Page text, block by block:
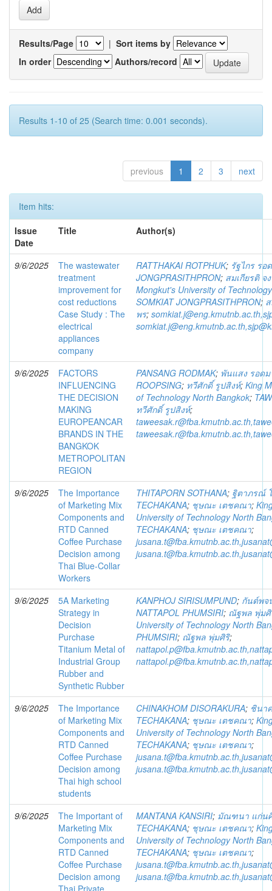
Results/Page | Sort items by
In order
Authors/record
Results 1-10 of 25 (Search time: 0.001 seconds).
previous 1 2 3 next
Item hits:
Issue
Date
Title Author(s)
9/6/2025
The wastewater
treatment
improvement for
cost reductions
Case Study : The
electrical
appliances
company
RATTHAKAI ROTPHUK; รัฐไกร รอ
JONGPRASITHPRON; สมเกียรติ จ
Mongkut's University of
SOMKIAT JONGPRASITHPRON;
พร;
9/6/2025
FACTORS
INFLUENCING
THE DECISION
MAKING
EUROPEANCAR
BRANDS IN THE
BANGKOK
METROPOLITAN
REGION
PANSANG RODMAK; พันแสง รอดม
ROOPSING; ทวีศักดิ์ รูปสิงห์; King
of Technology North Bangkok;
ทวีศักดิ์ รูปสิงห์;
9/6/2025
The Importance
of Marketing Mix
Components and
RTD Canned
Coffee Purchase
Decision among
Thai Blue-Collar
Workers
THITAPORN SOTHANA; ฐิตาภรณ์
TECHAKANA; ชุษณะ เตชคณา;
University of Technology North
TECHAKANA; ชุษณะ เตชคณา;
9/6/2025
5A Marketing
Strategy in
Decision
Purchase
Titanium Metal of
Industrial Group
Rubber and
Synthetic Rubber
KANPHOJ SIRISUMPUND; กันต์พจ
NATTAPOL PHUMSIRI; ณัฐพล พุ่ม
University of Technology North
PHUMSIRI; ณัฐพล พุ่มศิริ;
9/6/2025
The Importance
of Marketing Mix
Components and
RTD Canned
Coffee Purchase
Decision among
Thai high school
students
CHINAKHOM DISORAKURA; ชินา
TECHAKANA; ชุษณะ เตชคณา;
University of Technology North
TECHAKANA; ชุษณะ เตชคณา;
9/6/2025
The Important of
Marketing Mix
Components and
RTD Canned
Coffee Purchase
Decision among
Thai Private
MANTANA KANSIRI; มัณฑนา แก่น
TECHAKANA; ชุษณะ เตชคณา;
University of Technology North
TECHAKANA; ชุษณะ เตชคณา;